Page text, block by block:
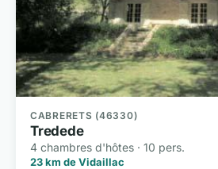
CABRERETS (46330)
Tredede
4 chambres d'hôtes · 10 pers.
23 km de Vidaillac